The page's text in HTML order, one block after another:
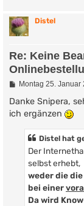
Distel
Re: Keine
B
i
t
r
Montag 25. Januar
Danke Snipera,
ich ergänzen
Distel hat
Der
selbst erhebt,
weder die
bei einer
Da wird